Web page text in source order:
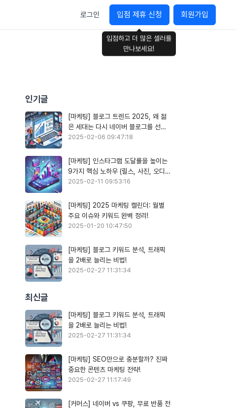
로그인 입점 제휴 신청
입점하고 더 많은 셀러를
만나보세요!
회원가입
인기글
[마케팅] 블로그 트렌드 2025, 왜 젊
은 세대는 다시 네이버 블로그를 선택
할까?
2025-02-06 09:47:18
[마케팅] 인스타그램 도달률을 높이는
9가지 핵심 노하우 (릴스, 사진, 오디오
활용)
2025-02-11 09:53:16
[마케팅] 2025 마케팅 캘린더: 월별
주요 이슈와 키워드 완벽 정리!
2025-01-20 10:47:50
[마케팅] 블로그 키워드 분석, 트래픽
을 2배로 늘리는 비법!
2025-02-27 11:31:34
최신글
[마케팅] 블로그 키워드 분석, 트래픽
을 2배로 늘리는 비법!
2025-02-27 11:31:34
[마케팅] SEO만으로 충분할까? 진짜
중요한 콘텐츠 마케팅 전략!
2025-02-27 11:17:49
[커머스] 네이버 vs 쿠팡, 무료 반품 전